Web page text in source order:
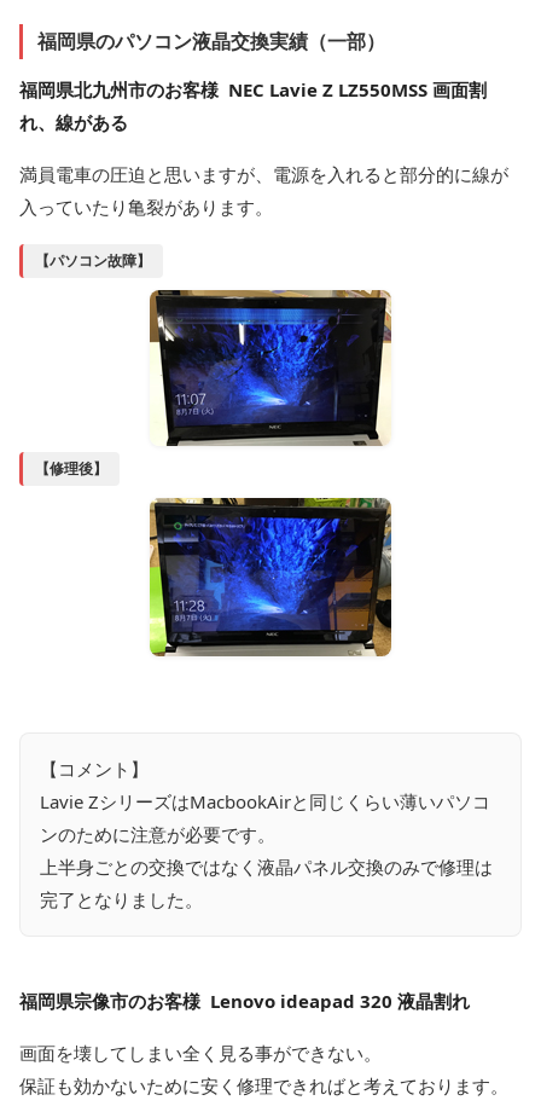
福岡県のパソコン液晶交換実績（一部）
福岡県北九州市のお客様 NEC Lavie Z LZ550MSS 画面割
れ、線がある
満員電車の圧迫と思いますが、電源を入れると部分的に線が
入っていたり亀裂があります。
【パソコン故障】
【修理後】
【コメント】
Lavie ZシリーズはMacbookAirと同じくらい薄いパソコ
ンのために注意が必要です。
上半身ごとの交換ではなく液晶パネル交換のみで修理は
完了となりました。
福岡県宗像市のお客様 Lenovo ideapad 320 液晶割れ
画面を壊してしまい全く見る事ができない。
保証も効かないために安く修理できればと考えております。